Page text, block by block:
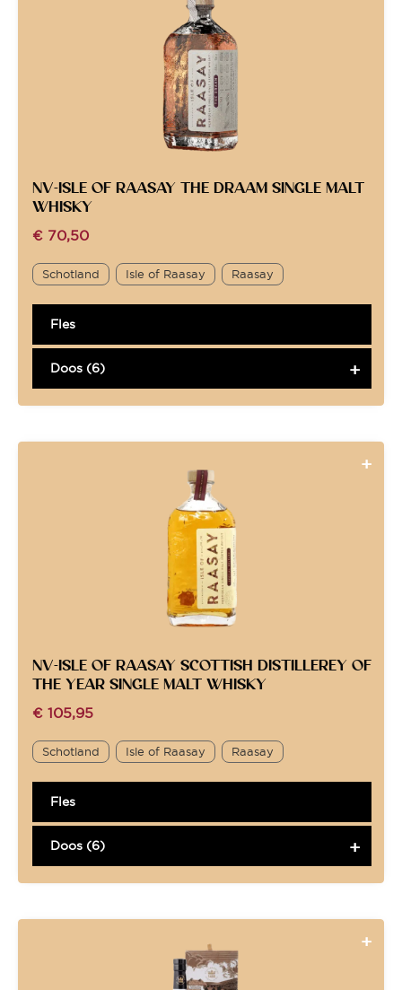
NV-ISLE OF RAASAY THE DRAAM SINGLE MALT
WHISKY
€ 70,50
Schotland Isle of Raasay Raasay
Fles
Doos (6)
NV-ISLE OF RAASAY SCOTTISH DISTILLEREY OF
THE YEAR SINGLE MALT WHISKY
€ 105,95
Schotland Isle of Raasay Raasay
Fles
Doos (6)